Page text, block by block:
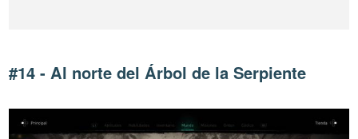
#14 - Al norte del Árbol de la Serpiente